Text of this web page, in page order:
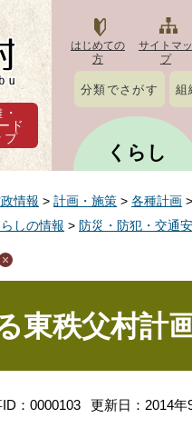
ド
プ
はじめての
方
サイトマッ
プ
分類でさがす 組
くらし
情報 > 計画・施策 > 各種計画 >
らしの情報 > 防災・防犯・交通
東秩父村計
：0000103 更新日：2014年